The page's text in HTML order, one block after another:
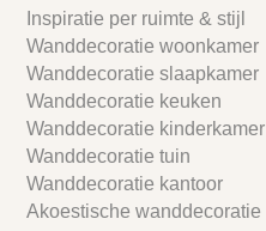
Inspiratie per ruimte & stijl
Wanddecoratie woonkamer
Wanddecoratie slaapkamer
Wanddecoratie keuken
Wanddecoratie kinderkamer
Wanddecoratie tuin
Wanddecoratie kantoor
Akoestische wanddecoratie